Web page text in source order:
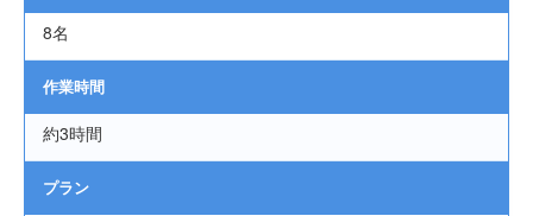
よくある質問
8名
作業時間
約3時間
プラン